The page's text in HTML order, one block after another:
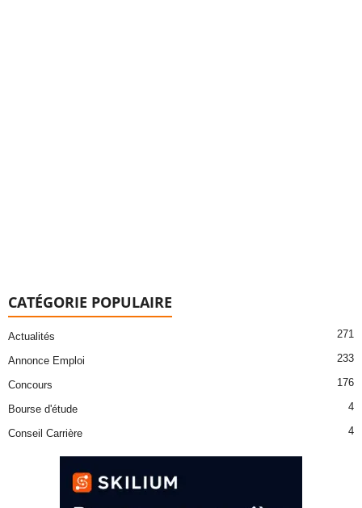
CATÉGORIE POPULAIRE
Actualités 271
Annonce Emploi 233
Concours 176
Bourse d'étude 4
Conseil Carrière 4